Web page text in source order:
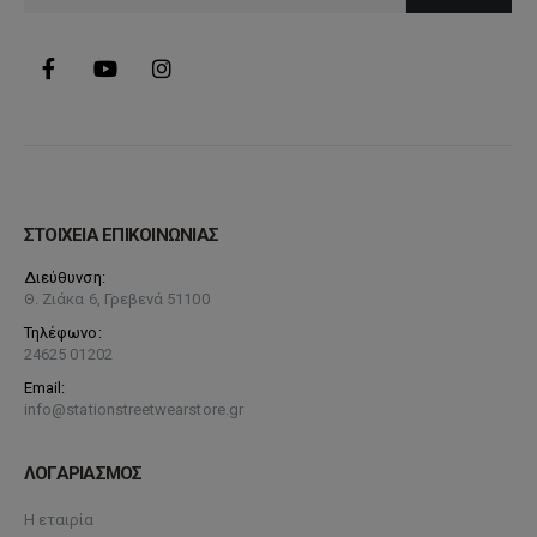
ΣΤΟΙΧΕΙΑ ΕΠΙΚΟΙΝΩΝΙΑΣ
Διεύθυνση:
Θ. Ζιάκα 6, Γρεβενά 51100
Τηλέφωνο:
24625 01202
Email:
info@stationstreetwearstore.gr
ΛΟΓΑΡΙΑΣΜΟΣ
Η εταιρία